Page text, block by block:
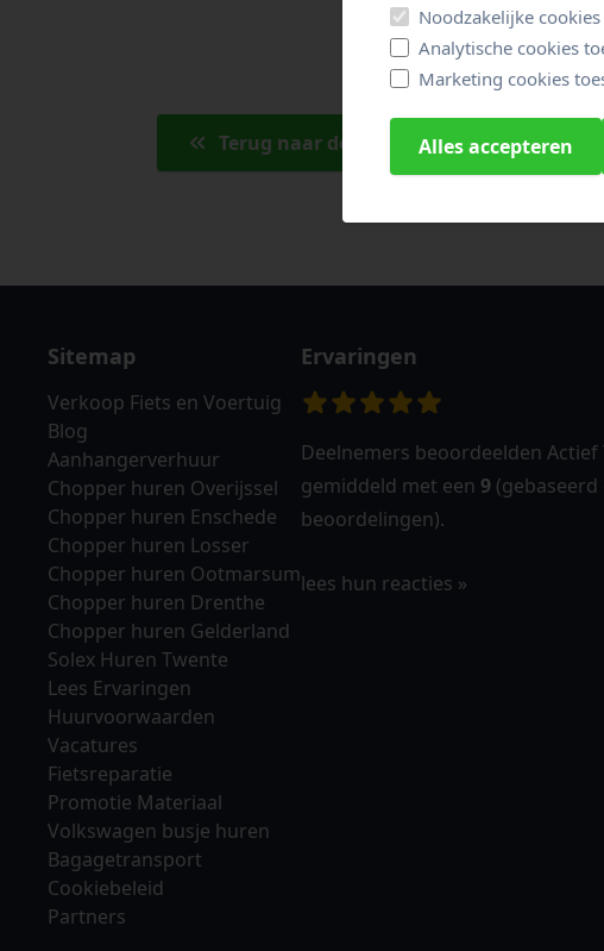
Terug naar de vorige pagina
Sitemap
Verkoop Fiets en Voertuig
Blog
Aanhangerverhuur
Chopper huren Overijssel
Chopper huren Enschede
Chopper huren Losser
Chopper huren Ootmarsum
Chopper huren Drenthe
Chopper huren Gelderland
Solex Huren Twente
Lees Ervaringen
Huurvoorwaarden
Vacatures
Fietsreparatie
Promotie Materiaal
Volkswagen busje huren
Bagagetransport
Cookiebeleid
Partners
Ervaringen
Deelnemers beoordeelden Actief
gemiddeld met een 9 (gebaseerd
beoordelingen).
lees hun reacties
Noodzakelijke
Analytische cookies
Marketing cookies
Alles accepteren